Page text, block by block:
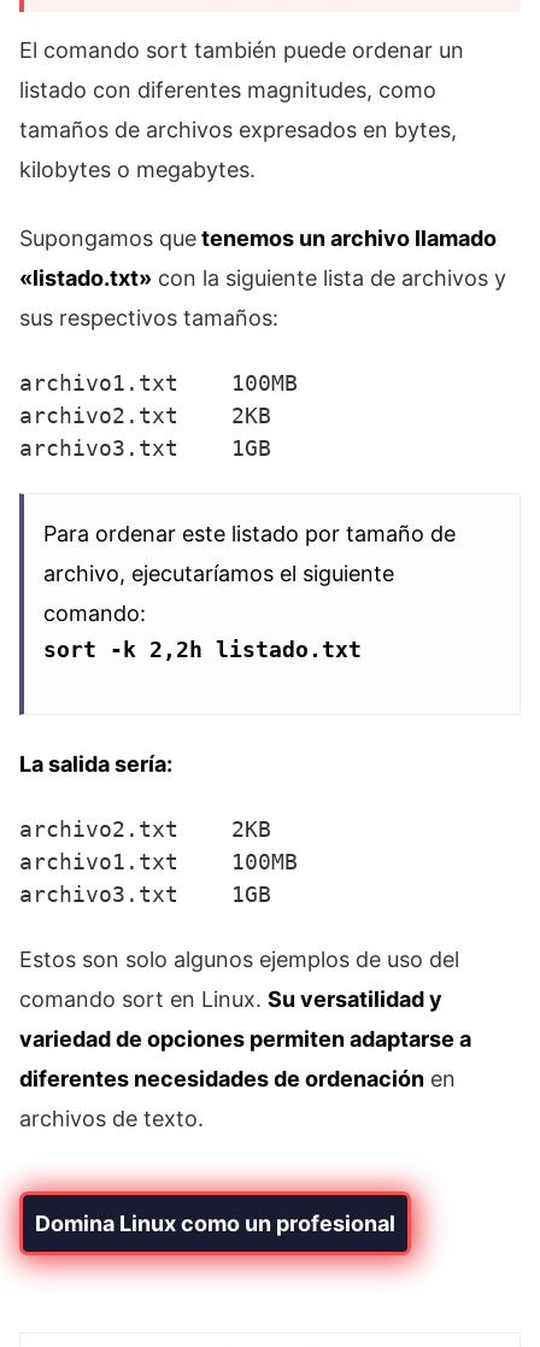
El comando sort también puede ordenar un
listado con diferentes magnitudes, como
tamaños de archivos expresados en bytes,
kilobytes o megabytes.
Supongamos quetenemos un archivo llamado
«listado.txt» con la siguiente lista de archivos y
sus respectivos tamaños:
archivo1.txt    100MB
archivo2.txt    2KB
Para ordenar este listado por tamaño de
archivo, ejecutaríamos el siguiente
comando:
sort -k 2,2h listado.txt
La salida sería:
archivo2.txt    2KB
archivo1.txt    100MB
Estos son solo algunos ejemplos de uso del
comando sort en Linux. Su versatilidad y
variedad de opciones permiten adaptarse a
diferentes necesidades de ordenación en
archivos de texto.
Domina Linux como un profesional